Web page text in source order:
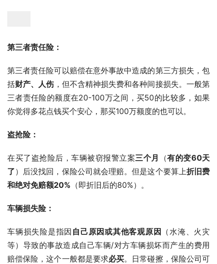
第三者责任险：
第三者责任险可以赔偿在意外事故中造成的第三方损失，包
括财产、人伤，但不含精神损失费和各种间接损失。一般第
三者责任险的额度在20-100万之间，买50的比较多，如果
你觉得多花点钱买个安心，那买100万额度的也可以。
盗抢险：
在买了盗抢险后，车辆被窃报警立案三个月 （有的变60天
了）后没找回，保险公司就会理赔。但是这个要算上折旧费
和绝对免赔额20% （即折旧后的80%）。
车辆损失险：
车辆损失险是指因 自己原因或其他客观原因
（水淹、火灾
等）导致的事故造成自己车辆/对方车辆损坏而产生的费用
赔偿保险，这个一般都是要求必买。日常碰擦，保险公司可